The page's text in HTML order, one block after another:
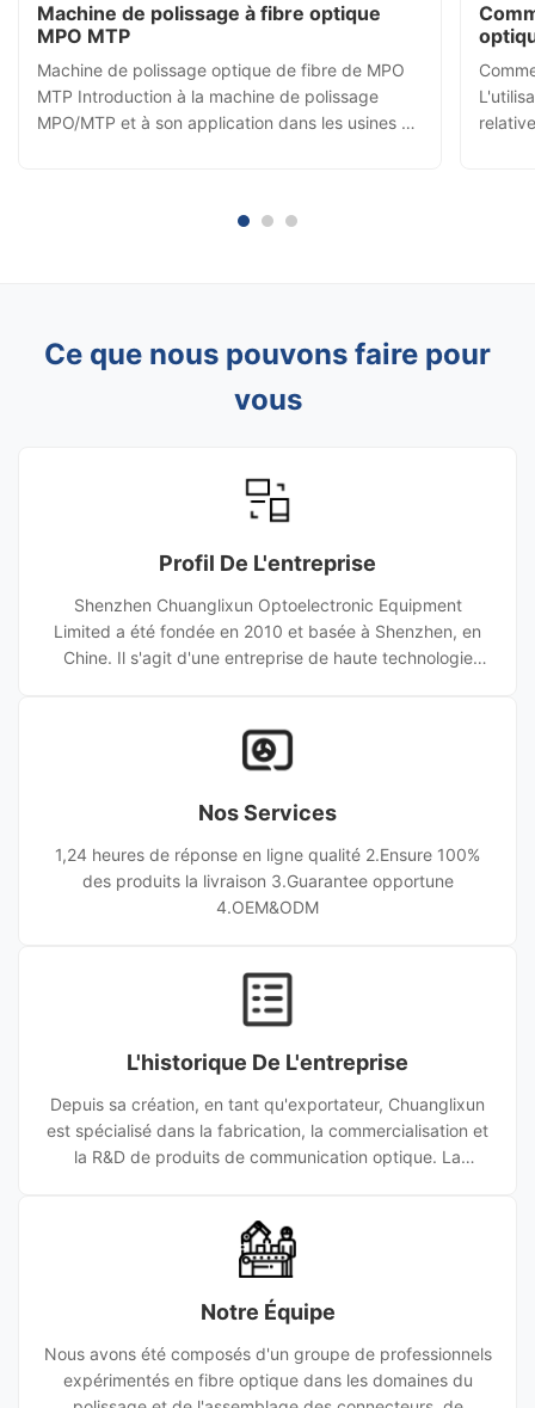
Machine de polissage à fibre optique
MPO MTP
Machine de polissage optique de fibre de MPO
MTP Introduction à la machine de polissage
MPO/MTP et à son application dans les usines de
automatique de haute précision spécialement ...
Ce que nous pouvons faire pour
vous
Profil De L'entreprise
Shenzhen Chuanglixun Optoelectronic Equipment
Limited a été fondée en 2010 et basée à Shenzhen, en
Chine. Il s'agit d'une entreprise de haute technologie
de production de connecteurs à fibres optiques. Avec 17
ans d'expertise, nous fournissons à nos clients du monde
solutions sur mesure, gagnant une confiance à long
Nos Services
1,24 heures de réponse en ligne qualité 2.Ensure 100%
des produits la livraison 3.Guarantee opportune
4.OEM&ODM
L'historique De L'entreprise
Depuis sa création, en tant qu'exportateur, Chuanglixun
est spécialisé dans la fabrication, la commercialisation et
la R&D de produits de communication optique. La
ensemble la brillance.
Notre Équipe
Nous avons été composés d'un groupe de professionnels
expérimentés en fibre optique dans les domaines du